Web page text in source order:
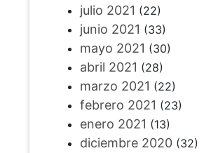
julio 2021 (22)
junio 2021 (33)
mayo 2021 (30)
abril 2021 (28)
marzo 2021 (22)
febrero 2021 (23)
enero 2021 (13)
diciembre 2020(32)